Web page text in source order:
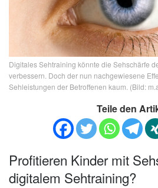
Digitales Sehtraining könnte die Sehschärfe
verbessern. Doch der nun nachgewiesene
Sehleistungen der Betroffenen kaum. (Bild:
Teile den
Profitieren Kinder mit
digitalem Sehtraining?